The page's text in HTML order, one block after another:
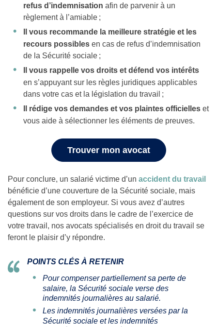
refus d’indemnisation afin de parvenir à un
règlement à l’amiable ;
Il vous recommande la meilleure stratégie et les
recours possibles en cas de refus d’indemnisation
de la Sécurité sociale ;
Il vous rappelle vos droits et défend vos intérêts
en s’appuyant sur les règles juridiques applicables
dans votre cas et la législation du travail ;
Il rédige vos demandes et vos plaintes officielles et
vous aide à sélectionner les éléments de preuves.
Trouver mon avocat
Pour conclure, un salarié victime d’un accident du travail
bénéficie d’une couverture de la Sécurité sociale, mais
également de son employeur. Si vous avez d’autres
questions sur vos droits dans le cadre de l’exercice de
votre travail, nos avocats spécialisés en droit du travail se
feront le plaisir d’y répondre.
POINTS CLÉS À RETENIR
Pour compenser partiellement sa perte de
salaire, la Sécurité sociale verse des
indemnités journalières au salarié.
Les indemnités journalières versées par la
Sécurité sociale et les indemnités